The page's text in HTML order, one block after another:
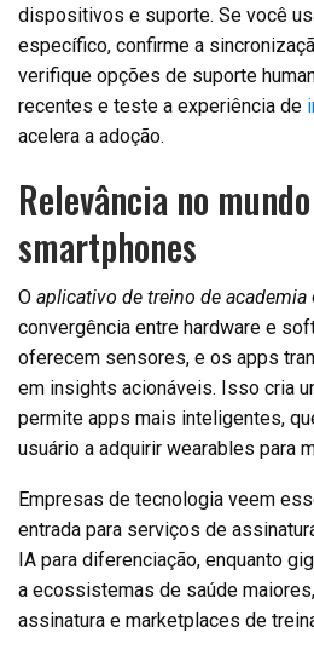
dispositivos e suporte. Se você
específico, confirme a
verifique opções de suporte
recentes e teste a experiência de
acelera a adoção.
Relevância no
smartphones
O aplicativo de treino de academia
convergência entre hardware e
oferecem sensores, e os apps
em insights acionáveis. Isso cria
permite apps mais inteligentes,
usuário a adquirir wearables para
Empresas de tecnologia veem
entrada para serviços de
IA para diferenciação, enquanto
a ecossistemas de saúde
assinatura e marketplaces de